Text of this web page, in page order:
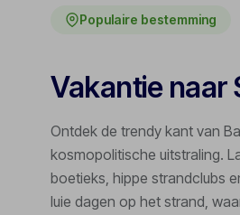
Populaire bestemming
Vakantie naar
Ontdek de trendy kant van
kosmopolitische uitstraling.
boetieks, hippe strandclubs
luie dagen op het strand,